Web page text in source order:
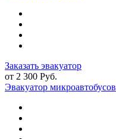
Заказать эвакуатор
от 2 300 Руб.
Эвакуатор микроавтобусов